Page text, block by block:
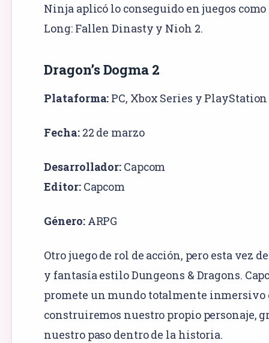
Ninja aplicó lo conseguido en juegos como
Long: Fallen Dinasty y Nioh 2.
Dragon’s Dogma 2
Plataforma: PC, Xbox Series y PlayStation
Fecha:22 de marzo
Desarrollador: Capcom
Editor: Capcom
Género: ARPG
Otro juego de rol de acción, pero esta vez
y fantasía estilo Dungeons & Dragons.
promete un mundo totalmente inmersivo
construiremos nuestro propio personaje,
nuestro paso dentro de la historia.